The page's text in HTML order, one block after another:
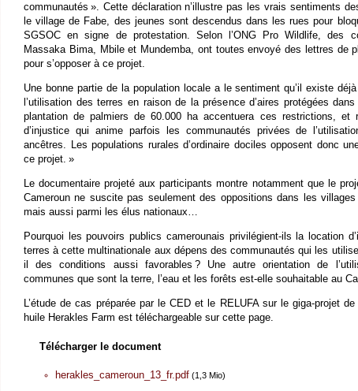
communautés ». Cette déclaration n’illustre pas les vrais sentiments
le village de Fabe, des jeunes sont descendus dans les rues pour
SGSOC en signe de protestation. Selon l’ONG Pro Wildlife, des
Massaka Bima, Mbile et Mundemba, ont toutes envoyé des lettres de
pour s’opposer à ce projet.
Une bonne partie de la population locale a le sentiment qu’il existe
l’utilisation des terres en raison de la présence d’aires protégées dans
plantation de palmiers de 60.000 ha accentuera ces restrictions, et
d’injustice qui anime parfois les communautés privées de
ancêtres. Les populations rurales d’ordinaire dociles opposent donc
ce projet. »
Le documentaire projeté aux participants montre notamment que le
Cameroun ne suscite pas seulement des oppositions dans les
mais aussi parmi les élus nationaux…
Pourquoi les pouvoirs publics camerounais privilégient-ils la location
terres à cette multinationale aux dépens des communautés qui les
il des conditions aussi favorables ? Une autre orientation de
communes que sont la terre, l’eau et les forêts est-elle souhaitable au
L’étude de cas préparée par le CED et le RELUFA sur le giga-projet
huile Herakles Farm est téléchargeable sur cette page.
Télécharger le document
herakles_cameroun_13_fr.pdf (1,3 Mio)